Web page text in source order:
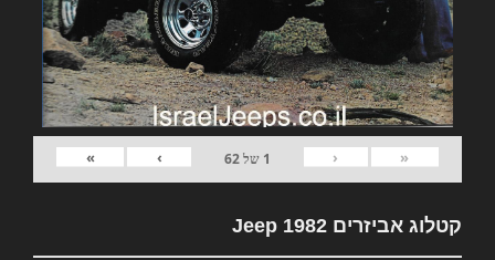
«
‹
1 של62
›
»
קטלוג אביזרים 1982 Jeep